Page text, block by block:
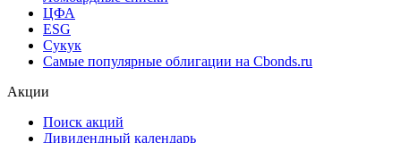
ЦФА
ESG
Сукук
Самые популярные облигации на Cbonds.ru
Акции
Поиск акций
Дивидендный календарь